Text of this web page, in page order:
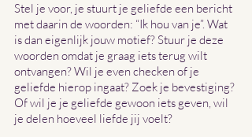
Stel je voor, je stuurt je geliefde een bericht
met daarin de woorden: “Ik hou van je”. Wat
is dan eigenlijk jouw motief? Stuur je deze
woorden omdat je graag iets terug wilt
ontvangen? Wil je even checken of je
geliefde hierop ingaat? Zoek je bevestiging?
Of wil je je geliefde gewoon iets geven, wil
je delen hoeveel liefde jij voelt?